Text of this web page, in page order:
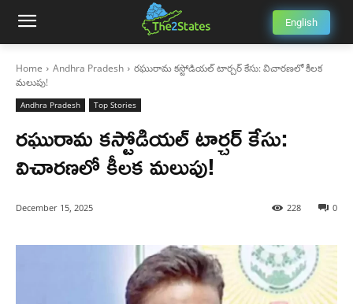
English
Home Andhra Pradesh
రఘురామ కస్టోడియల్ టార్చర్ కేసు: విచారణలో కీలక
మలుపు!
Andhra Pradesh Top Stories
రఘురామ కస్టోడియల్ టార్చర్ కేసు:
విచారణలో కీలక మలుపు!
December 15, 2025 0
228